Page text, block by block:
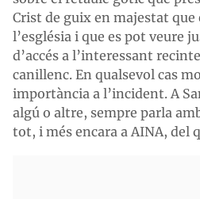
Crist de guix en majestat que
l’església i que es pot veure
d’accés a l’interessant
canillenc. En qualsevol cas
importància a l’incident. A
algú o altre, sempre parla
tot, i més encara a AINA, del